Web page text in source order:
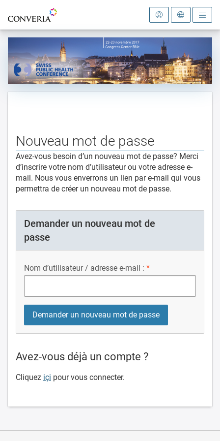
Vers la page d'accueil
Nouveau mot de passe
Avez-vous besoin d’un nouveau mot de passe? Merci
d’inscrire votre nom d’utilisateur ou votre adresse e-
mail. Nous vous enverrons un lien par e-mail qui vous
permettra de créer un nouveau mot de passe.
Demander un nouveau mot de
passe
Nom d’utilisateur / adresse e-mail :
Avez-vous déjà un compte ?
Cliquez içi pour vous connecter.